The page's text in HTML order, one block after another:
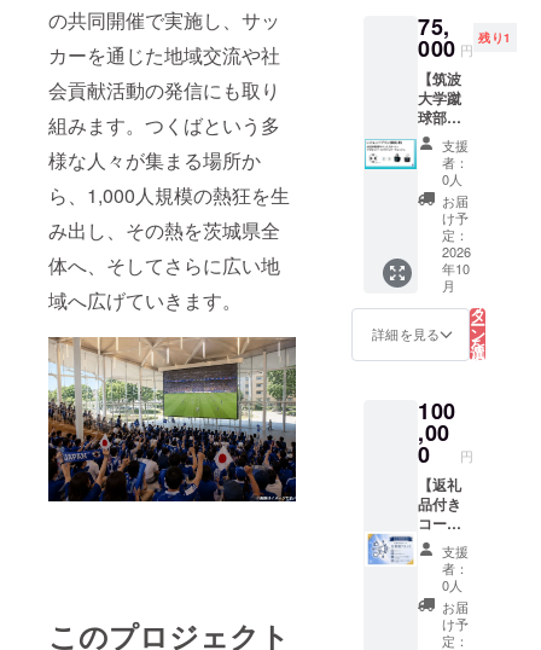
の共同開催で実施し、サッ
カーを通じた地域交流や社
会貢献活動の発信にも取り
組みます。つくばという多
様な人々が集まる場所か
ら、1,000人規模の熱狂を生
み出し、その熱を茨城県全
体へ、そしてさらに広い地
域へ広げていきます。
このプロジェクト
ン
100％
事項：
ロゴ画
像の受
け渡し
につい
ては、
プロ
ジェク
ト終了
後にお
送りす
るメー
ルをご
確認く
ださ
手「谷
口彰悟
選手」
のお礼
メッ
セージ
動画 ・
プロ
サッ
カー選
手「谷
口彰悟
選手」
のサイ
ンボー
ル ・お
礼メー
ル ・PV
ル（PV
終了報
告書付
き）
式ホー
ムペー
ジに
て、企
業様の
紹介を
させて
いただ
きま
す。皆
様から
のご支
援は大
切に使
わせて
いただ
きま
インス
タグラ
ムの投
稿で企
業紹
介・企
業ロゴ
の掲載
（1か月
間） ・
弊団体
の公式
ホーム
75,
000 円
残り1
【筑波
大学蹴
球部プ
ラン：
レジェ
ンドプ
ラン
（限定1
枠）】
元筑波
大学蹴
球部
「谷口
彰悟選
手」の
サイン
ボー
ル、お
礼動
画、筑
波大学
蹴球部
オリジ
ナルロ
ゴ入り
「マグ
カッ
プ」
「ラン
支援
者：
0人
お届
け予
定：
2026
年10
月
詳細を見る
リ
タ
ー
ン
を
選
択
100
,00
0 円
【返礼
品付き
コー
ス：企
業様プ
ランC】
ご支援
いただ
きあり
支援
者：
0人
お届
け予
定：